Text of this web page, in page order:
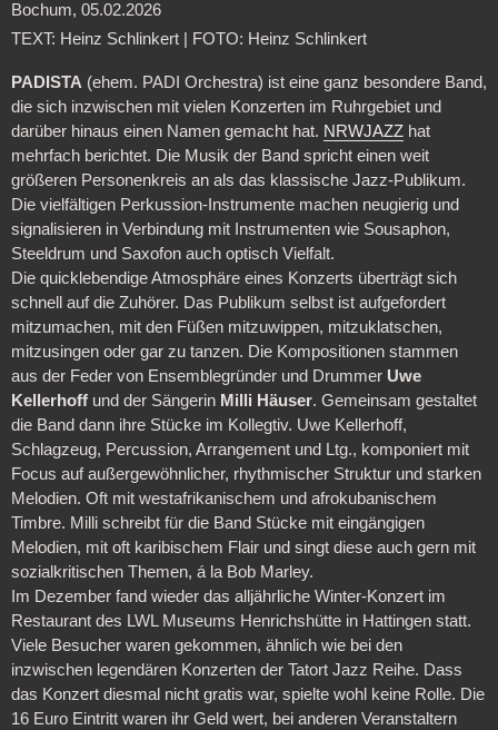
Bochum, 05.02.2026
TEXT: Heinz Schlinkert | FOTO: Heinz Schlinkert
PADISTA (ehem. PADI Orchestra) ist eine ganz besondere Band,
die sich inzwischen mit vielen Konzerten im Ruhrgebiet und
darüber hinaus einen Namen gemacht hat. NRWJAZZhat
mehrfach berichtet. Die Musik der Band spricht einen weit
größeren Personenkreis an als das klassische Jazz-Publikum.
Die vielfältigen Perkussion-Instrumente machen neugierig und
signalisieren in Verbindung mit Instrumenten wie Sousaphon,
Steeldrum und Saxofon auch optisch Vielfalt.
Die quicklebendige Atmosphäre eines Konzerts überträgt sich
schnell auf die Zuhörer. Das Publikum selbst ist aufgefordert
mitzumachen, mit den Füßen mitzuwippen, mitzuklatschen,
mitzusingen oder gar zu tanzen. Die Kompositionen stammen
aus der Feder von Ensemblegründer und Drummer Uwe
Kellerhoffund der Sängerin Milli Häuser. Gemeinsam gestaltet
die Band dann ihre Stücke im Kollegtiv. Uwe Kellerhoff,
Schlagzeug, Percussion, Arrangement und Ltg., komponiert mit
Focus auf außergewöhnlicher, rhythmischer Struktur und starken
Melodien. Oft mit westafrikanischem und afrokubanischem
Timbre. Milli schreibt für die Band Stücke mit eingängigen
Melodien, mit oft karibischem Flair und singt diese auch gern mit
sozialkritischen Themen, á la Bob Marley.
Im Dezember fand wieder das alljährliche Winter-Konzert im
Restaurant des LWL Museums Henrichshütte in Hattingen statt.
Viele Besucher waren gekommen, ähnlich wie bei den
inzwischen legendären Konzerten der Tatort Jazz Reihe. Dass
das Konzert diesmal nicht gratis war, spielte wohl keine Rolle. Die
16 Euro Eintritt waren ihr Geld wert, bei anderen Veranstaltern